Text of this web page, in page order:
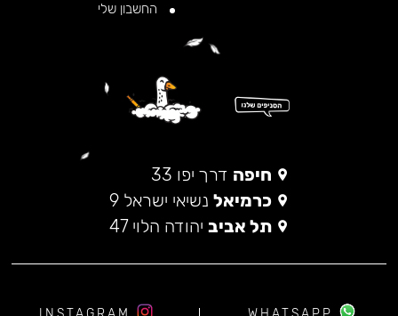
החשבון שלי
חיפה דרך יפו 33
כרמיאל נשיאי ישראל 9
תל אביב יהודה הלוי 47